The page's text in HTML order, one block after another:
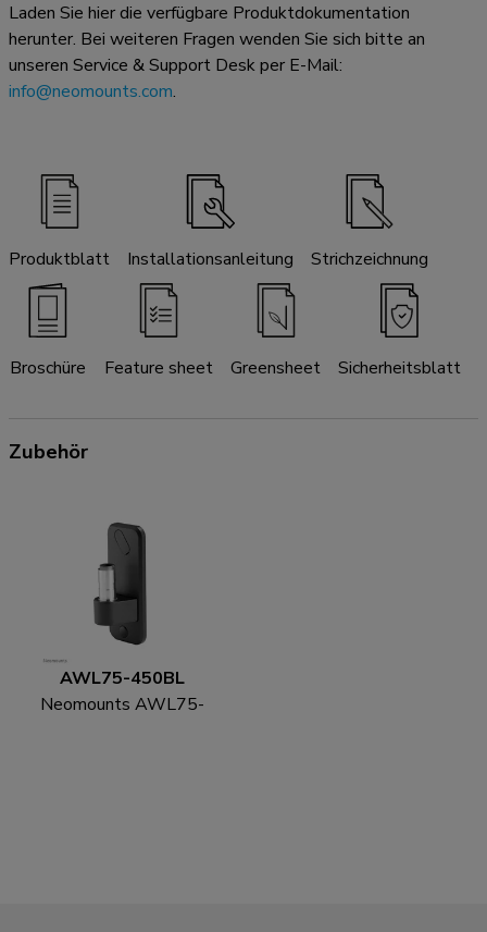
Laden Sie hier die verfügbare Produktdokumentation
herunter. Bei weiteren Fragen wenden Sie sich bitte an
unseren Service & Support Desk per E-Mail:
info@neomounts.com.
Produktblatt Installationsanleitung Strichzeichnung
Broschüre Feature sheet Greensheet Sicherheitsblatt
Zubehör
AWL75-450BL
Neomounts AWL75-